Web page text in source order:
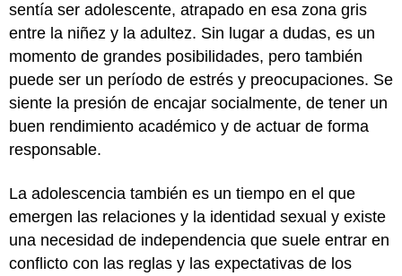
sentía ser adolescente, atrapado en esa zona gris
entre la niñez y la adultez. Sin lugar a dudas, es un
momento de grandes posibilidades, pero también
puede ser un período de estrés y preocupaciones. Se
siente la presión de encajar socialmente, de tener un
buen rendimiento académico y de actuar de forma
responsable.
La adolescencia también es un tiempo en el que
emergen las relaciones y la identidad sexual y existe
una necesidad de independencia que suele entrar en
conflicto con las reglas y las expectativas de los